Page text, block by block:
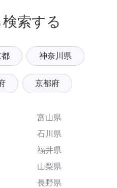
索する
都 神奈川県
京都府
富山県
石川県
福井県
山梨県
長野県